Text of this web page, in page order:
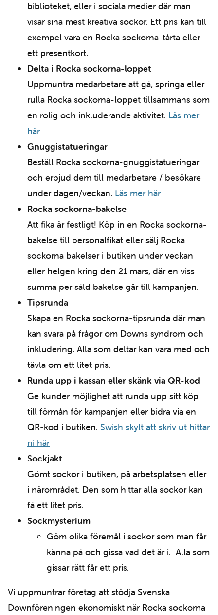
biblioteket, eller i sociala medier där man
visar sina mest kreativa sockor. Ett pris kan till
exempel vara en Rocka sockorna-tårta eller
ett presentkort.
Delta i Rocka sockorna-loppet
Uppmuntra medarbetare att gå, springa eller
rulla Rocka sockorna-loppet tillsammans som
en rolig och inkluderande aktivitet. Läs mer
här
Gnuggistatueringar
Beställ Rocka sockorna-gnuggistatueringar
och erbjud dem till medarbetare / besökare
under dagen/veckan. Läs mer här
Rocka sockorna-bakelse
Att fika är festligt! Köp in en Rocka sockorna-
bakelse till personalfikat eller sälj Rocka
sockorna bakelser i butiken under veckan
eller helgen kring den 21 mars, där en viss
summa per såld bakelse går till kampanjen.
Tipsrunda
Skapa en Rocka sockorna-tipsrunda där man
kan svara på frågor om Downs syndrom och
inkludering. Alla som deltar kan vara med och
tävla om ett litet pris.
Runda upp i kassan eller skänk via QR-kod
Ge kunder möjlighet att runda upp sitt köp
till förmån för kampanjen eller bidra via en
QR-kod i butiken. Swish skylt att skriv ut hittar
ni här
Sockjakt
Gömt sockor i butiken, på arbetsplatsen eller
i närområdet. Den som hittar alla sockor kan
få ett litet pris.
Sockmysterium
Göm olika föremål i sockor som man får
känna på och gissa vad det är i. Alla som
gissar rätt får ett pris.
Vi uppmuntrar företag att stödja Svenska
Downföreningen ekonomiskt när Rocka sockorna